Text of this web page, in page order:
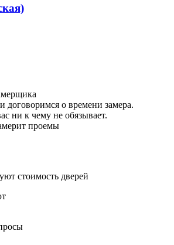
о времени замера.
ни к чему не обязывает.